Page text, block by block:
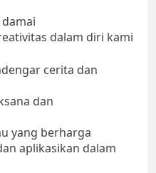
dalam diri kami
cerita dan
dan
yang berharga
aplikasikan dalam